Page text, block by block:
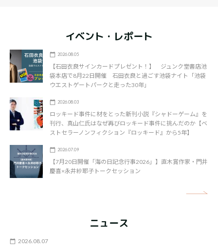
イベント・レポート
2026.08.05
【石田衣良サインカードプレゼント！】 ジュンク堂書店池
袋本店で8月22日開催 石田衣良と過ごす池袋ナイト「池袋
ウエストゲートパークと走った30年」
2026.08.03
ロッキード事件に材をとった新刊小説『シャドーゲーム』を
刊行、真山仁氏はなぜ再びロッキード事件に挑んだのか【ベ
ストセラーノンフィクション『ロッキード』から5年】
2026.07.09
【7月20日開催「海の日記念行事2026」】直木賞作家・門井
慶喜×永井紗耶子トークセッション
ニュース
2026.08.07